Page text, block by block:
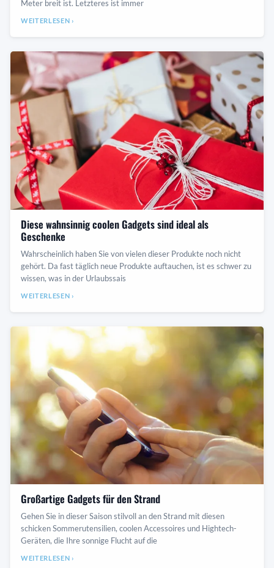
Meter breit ist. Letzteres ist immer
WEITERLESEN ›
Diese wahnsinnig coolen Gadgets sind ideal als
Geschenke
Wahrscheinlich haben Sie von vielen dieser Produkte noch nicht
gehört. Da fast täglich neue Produkte auftauchen, ist es schwer zu
wissen, was in der Urlaubssais
WEITERLESEN ›
Großartige Gadgets für den Strand
Gehen Sie in dieser Saison stilvoll an den Strand mit diesen
schicken Sommerutensilien, coolen Accessoires und Hightech-
Geräten, die Ihre sonnige Flucht auf die
WEITERLESEN ›